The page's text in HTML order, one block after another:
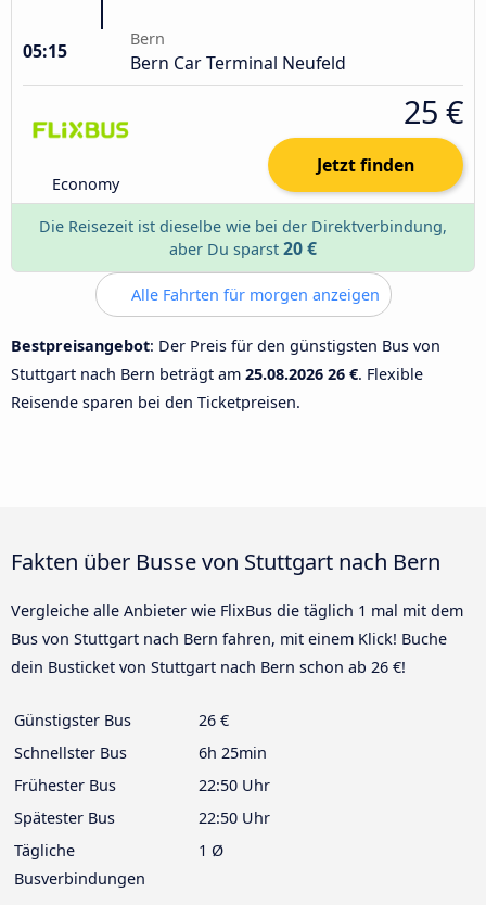
05:15
Bern
Bern Car Terminal Neufeld
Economy
25 €
Jetzt finden
Die Reisezeit ist dieselbe wie bei der Direktverbindung,
aber Du sparst 20 €
Alle Fahrten für morgen anzeigen
Bestpreisangebot: Der Preis für den günstigsten Bus von
Stuttgart nach Bern beträgt am 25.08.2026 26 €. Flexible
Reisende sparen bei den Ticketpreisen.
Fakten über Busse von Stuttgart nach Bern
Vergleiche alle Anbieter wie FlixBus die täglich 1 mal mit dem
Bus von Stuttgart nach Bern fahren, mit einem Klick! Buche
dein Busticket von Stuttgart nach Bern schon ab 26 €!
Günstigster Bus
26 €
Schnellster Bus
6h 25min
Frühester Bus
22:50 Uhr
Spätester Bus
22:50 Uhr
Tägliche
Busverbindungen
1 Ø